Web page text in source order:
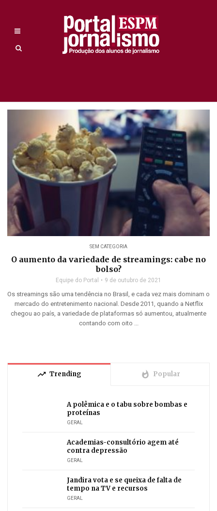
SEM CATEGORIA
O aumento da variedade de streamings: cabe no
bolso?
Equipe do Portal 9 de outubro de 2021
Os streamings são uma tendência no Brasil, e cada vez mais dominam o
mercado do entretenimento nacional. Desde 2011, quando a Netflix
chegou ao país, a variedade de plataformas só aumentou, atualmente
contando com oito ...
trending_up Trending whatshot Popular
A polêmica e o tabu sobre bombas e
proteínas
GERAL
Academias-consultório agem até
contra depressão
GERAL
Jandira vota e se queixa de falta de
tempo na TV e recursos
GERAL